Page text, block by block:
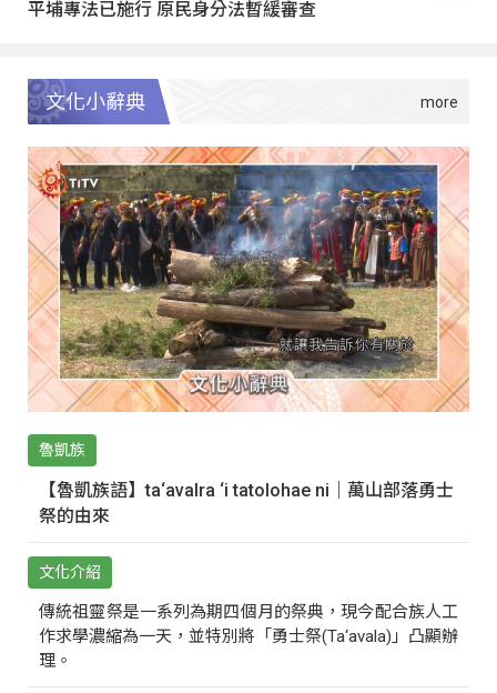
平埔專法已施行 原民身分法暫緩審查
文化小辭典
魯凱族
【魯凱族語】ta‘avalra ‘i tatolohae ni｜萬山部落勇士
祭的由來
文化介紹
傳統祖靈祭是一系列為期四個月的祭典，現今配合族人工
作求學濃縮為一天，並特別將「勇士祭(Ta‘avala)」凸顯辦
理。